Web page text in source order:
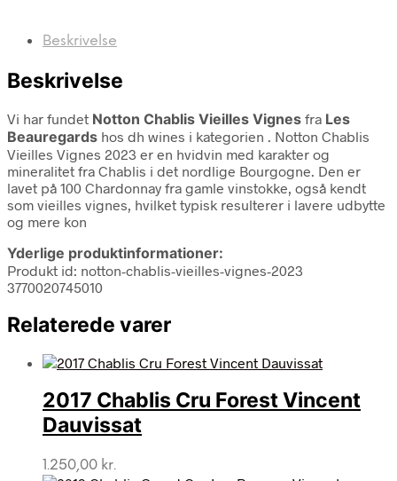
Beskrivelse
Beskrivelse
Vi har fundet Notton Chablis Vieilles Vignes fra Les
Beauregards hos dh wines i kategorien . Notton Chablis
Vieilles Vignes 2023 er en hvidvin med karakter og
mineralitet fra Chablis i det nordlige Bourgogne. Den er
lavet på 100 Chardonnay fra gamle vinstokke, også kendt
som vieilles vignes, hvilket typisk resulterer i lavere udbytte
og mere kon
Yderlige produktinformationer:
Produkt id: notton-chablis-vieilles-vignes-2023
3770020745010
Relaterede varer
2017 Chablis Cru Forest Vincent
Dauvissat
1.250,00 kr.